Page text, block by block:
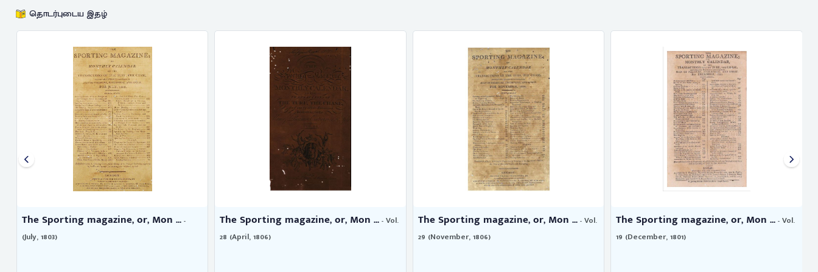
தொடர்புடைய இதழ்
The Sporting magazine, or, Mon ...-
(July, 1803)
The Sporting magazine, or, Mon ...- Vol.
28 (April, 1806)
The Sporting magazine, or, Mon ...- Vol.
29 (November, 1806)
The Sporting magazine, or, Mon ...- Vol.
19 (December, 1801)